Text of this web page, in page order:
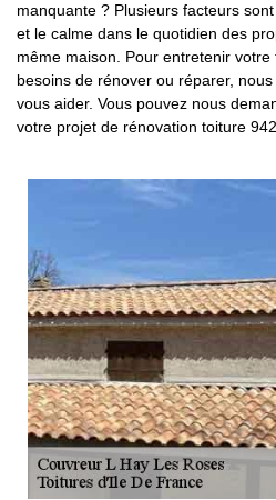
manquante ? Plusieurs facteurs
et le calme dans le quotidien des
même maison. Pour entretenir
besoins de rénover ou réparer,
vous aider. Vous pouvez nous
votre projet de rénovation toiture